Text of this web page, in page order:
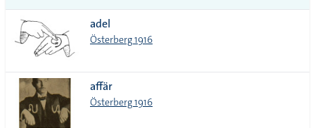
alla i
lista
adel
Österberg 1916
affär
Österberg 1916